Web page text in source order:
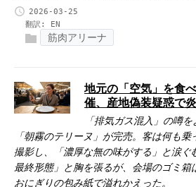
2026-03-25
翻訳: EN
筋肉アリーナ
地元の「空気」を食
催、産地偽装疑惑で
「排気ガス混入」の噂
「朝霧のテリーヌ」が完売。客は何も
撮影し、「濃厚な無の味がする」と涙ぐ
最終形態」と胸を張るが、会場のゴミ箱
おにぎりの包み紙で溢れかえった。